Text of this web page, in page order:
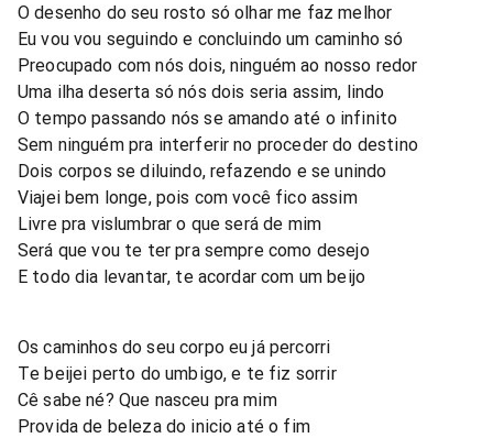
O desenho do seu rosto só olhar me faz melhor
Eu vou vou seguindo e concluindo um caminho só
Preocupado com nós dois, ninguém ao nosso redor
Uma ilha deserta só nós dois seria assim, lindo
O tempo passando nós se amando até o infinito
Sem ninguém pra interferir no proceder do destino
Dois corpos se diluindo, refazendo e se unindo
Viajei bem longe, pois com você fico assim
Livre pra vislumbrar o que será de mim
Será que vou te ter pra sempre como desejo
E todo dia levantar, te acordar com um beijo
Os caminhos do seu corpo eu já percorri
Te beijei perto do umbigo, e te fiz sorrir
Cê sabe né? Que nasceu pra mim
Provida de beleza do inicio até o fim